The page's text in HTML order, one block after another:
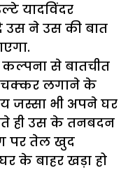
यादविंदर
उस ने उस की बात
कल्पना से बातचीत
लगाने के
जस्सा भी अपने घर
ही उस के तनबदन
पर तेल खुद
के बाहर खड़ा हो